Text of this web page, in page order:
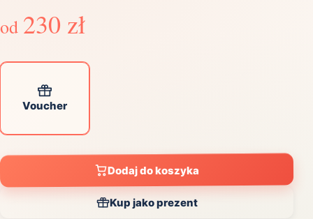
od 230 zł
Voucher
Dodaj do koszyka
Kup jako prezent